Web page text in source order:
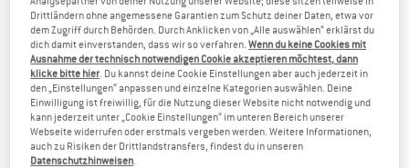
Hüfte (cm)
58-
62
63-67
68-
72
73-
77
78-83
BADEMODE - KINDER (GIRLS)
MASSEINHEIT GRÖSSE
Drittländern ohne angemessene Garantien zum Schutz deiner Daten, etwa vor
dem Zugriff durch Behörden. Durch Anklicken von „Alle auswählen“ erklärst du
dich damit einverstanden, dass wir so verfahren.Wenn du keine Cookies mit
Ausnahme der technisch notwendigen Cookie akzeptieren möchtest, dann
klicke bitte hier . Du kannst deine Cookie Einstellungen aber auch jederzeit in
den „Einstellungen“ anpassen und einzelne Kategorien auswählen. Deine
Einwilligung ist freiwillig, für die Nutzung dieser Website nicht notwendig und
kann jederzeit unter „Cookie Einstellungen“ im unteren Bereich unserer
Webseite widerrufen oder erstmals vergeben werden. Weitere Informationen,
auch zu Risiken der Drittlandstransfers, findest du in unseren
Datenschutzhinweisen